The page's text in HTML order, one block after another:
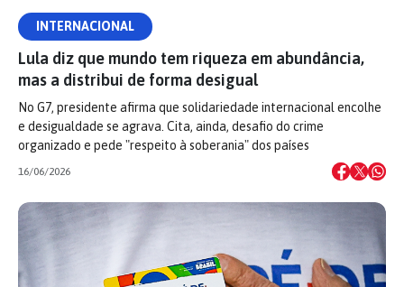
INTERNACIONAL
Lula diz que mundo tem riqueza em abundância,
mas a distribui de forma desigual
No G7, presidente afirma que solidariedade internacional encolhe
e desigualdade se agrava. Cita, ainda, desafio do crime
organizado e pede "respeito à soberania" dos países
16/06/2026